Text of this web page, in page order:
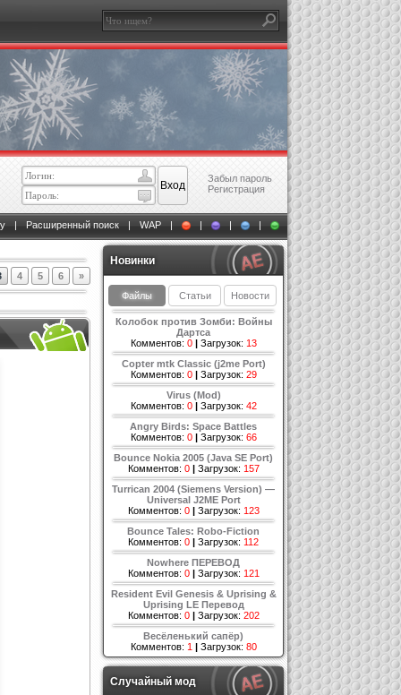
Забыл пароль
Регистрация
| Расширенный поиск | WAP | | | |
4 5 6 »
Новинки
Файлы Статьи Новости
Колобок против Зомби: Войны
Дартса
Комментов: 0| Загрузок: 13
Copter mtk Classic (j2me Port)
Комментов: 0| Загрузок: 29
Virus (Mod)
Комментов: 0| Загрузок: 42
Angry Birds: Space Battles
Комментов: 0| Загрузок: 66
Bounce Nokia 2005 (Java SE Port)
Комментов: 0| Загрузок: 157
Turrican 2004 (Siemens Version) —
Universal J2ME Port
Комментов: 0| Загрузок: 123
Bounce Tales: Robo-Fiction
Комментов: 0 | Загрузок: 112
Nowhere ПЕРЕВОД
Комментов: 0| Загрузок: 121
Resident Evil Genesis & Uprising &
Uprising LE Перевод
Комментов: 0| Загрузок: 202
Весёленький сапёр)
Комментов: 1 | Загрузок: 80
Случайный мод